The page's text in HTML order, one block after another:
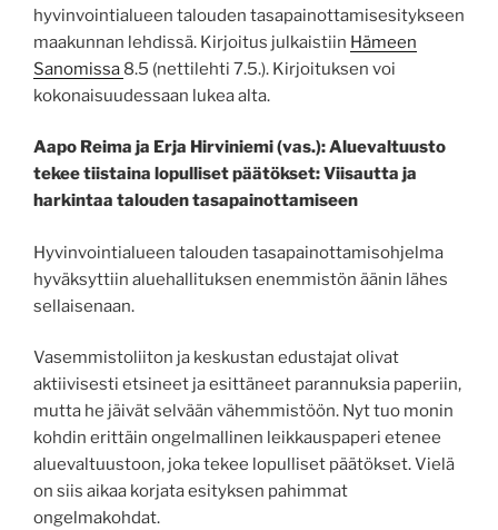
hyvinvointialueen talouden tasapainottamisesitykseen
maakunnan lehdissä. Kirjoitus julkaistiin Hämeen
Sanomissa 8.5 (nettilehti 7.5.). Kirjoituksen voi
kokonaisuudessaan lukea alta.
Aapo Reima ja Erja Hirviniemi (vas.): Aluevaltuusto
tekee tiistaina lopulliset päätökset: Viisautta ja
harkintaa talouden tasapainottamiseen
Hyvinvointialueen talouden tasapainottamisohjelma
hyväksyttiin aluehallituksen enemmistön äänin lähes
sellaisenaan.
Vasemmistoliiton ja keskustan edustajat olivat
aktiivisesti etsineet ja esittäneet parannuksia paperiin,
mutta he jäivät selvään vähemmistöön. Nyt tuo monin
kohdin erittäin ongelmallinen leikkauspaperi etenee
aluevaltuustoon, joka tekee lopulliset päätökset. Vielä
on siis aikaa korjata esityksen pahimmat
ongelmakohdat.